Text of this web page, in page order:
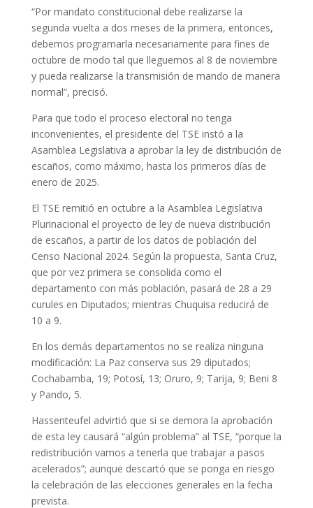
“Por mandato constitucional debe realizarse la
segunda vuelta a dos meses de la primera, entonces,
debemos programarla necesariamente para fines de
octubre de modo tal que lleguemos al 8 de noviembre
y pueda realizarse la transmisión de mando de manera
normal”, precisó.
Para que todo el proceso electoral no tenga
inconvenientes, el presidente del TSE instó a la
Asamblea Legislativa a aprobar la ley de distribución de
escaños, como máximo, hasta los primeros días de
enero de 2025.
El TSE remitió en octubre a la Asamblea Legislativa
Plurinacional el proyecto de ley de nueva distribución
de escaños, a partir de los datos de población del
Censo Nacional 2024. Según la propuesta, Santa Cruz,
que por vez primera se consolida como el
departamento con más población, pasará de 28 a 29
curules en Diputados; mientras Chuquisa reducirá de
10 a 9.
En los demás departamentos no se realiza ninguna
modificación: La Paz conserva sus 29 diputados;
Cochabamba, 19; Potosí, 13; Oruro, 9; Tarija, 9; Beni 8
y Pando, 5.
Hassenteufel advirtió que si se demora la aprobación
de esta ley causará “algún problema” al TSE, “porque la
redistribución vamos a tenerla que trabajar a pasos
acelerados”; aunque descartó que se ponga en riesgo
la celebración de las elecciones generales en la fecha
prevista.